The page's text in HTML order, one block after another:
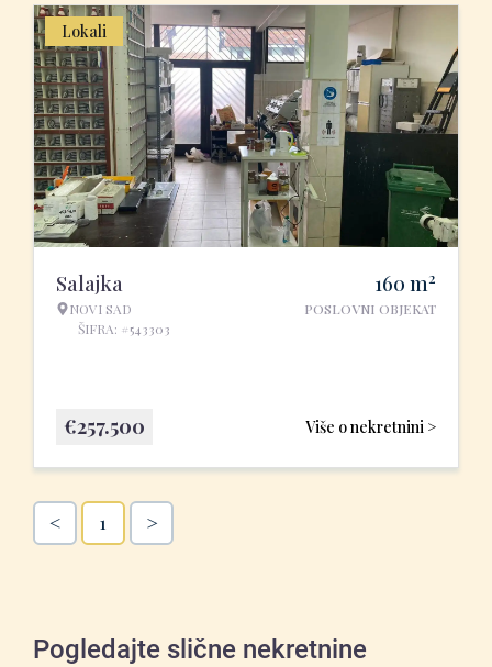
Lokali
Salajka
NOVI SAD
ŠIFRA: #543303
160 m2
POSLOVNI OBJEKAT
Više o nekretnini >
€257.500
< 1 >
Pogledajte slične nekretnine